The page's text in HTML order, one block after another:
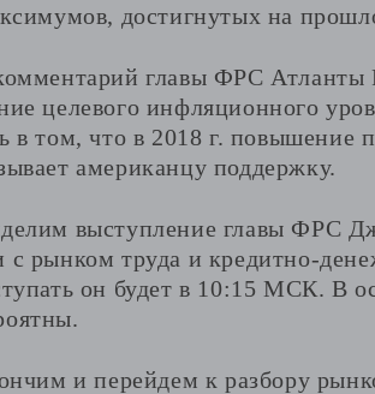
достигнутых на
главы ФРС Атланты
целевого инфляционного
в том, что в 2018 г. повышение
американцу поддержку.
выступление главы ФРС
рынком труда и кредитно-
он будет в 10:15 МСК. В
и перейдем к разбору